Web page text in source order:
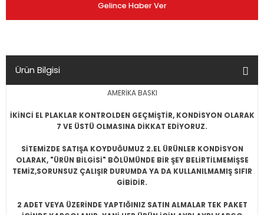
Gelince Haber Ver
Ürün Bilgisi
AMERİKA BASKI
İKİNCİ EL PLAKLAR KONTROLDEN GEÇMİŞTİR, KONDİSYON OLARAK
7 VE ÜSTÜ OLMASINA DİKKAT EDİYORUZ.
SİTEMİZDE SATIŞA KOYDUĞUMUZ 2.EL ÜRÜNLER KONDİSYON
OLARAK, "ÜRÜN BİLGİSİ" BÖLÜMÜNDE BİR ŞEY BELİRTİLMEMİŞSE
TEMİZ,SORUNSUZ ÇALIŞIR DURUMDA YA DA KULLANILMAMIŞ SIFIR
GİBİDİR.
2 ADET VEYA ÜZERİNDE YAPTIĞINIZ SATIN ALMALAR TEK PAKET